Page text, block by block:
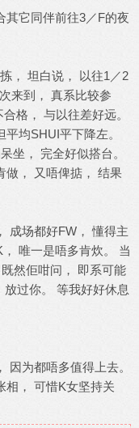
其它同伴前往3／F的夜
， 坦白说， 以往1／2
来到， 真系比较参
格， 与以往差好远。
均SHUI平下降左。
坐， 完全好似搭台。
做， 又唔俾掂， 结果
成场都好FW， 懂得主
唯一是唔多肯炊。 当
然佢咁问， 即系可能
过你。 等我好好休息
因为都唔多值得上去。
相， 可惜K女坚持关